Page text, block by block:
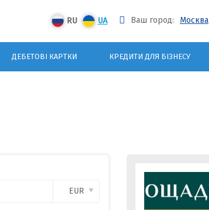
RU UA Ваш город: Москва
ДЕБЕТОВІ КАРТКИ КРЕДИТИ ДЛЯ БІЗНЕСУ
EUR